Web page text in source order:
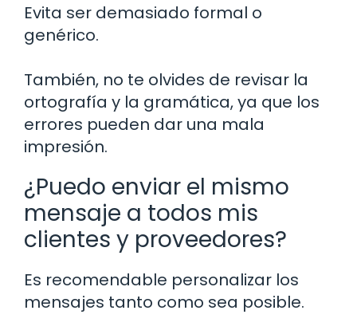
Evita ser demasiado formal o
genérico.
También, no te olvides de revisar la
ortografía y la gramática, ya que los
errores pueden dar una mala
impresión.
¿Puedo enviar el mismo
mensaje a todos mis
clientes y proveedores?
Es recomendable personalizar los
mensajes tanto como sea posible.